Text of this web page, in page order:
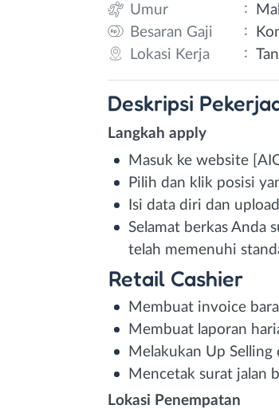
Umur
:
Besaran Gaji
:
Lokasi Kerja
:
Deskripsi
Langkah apply
Masuk ke website
Pilih dan klik posisi
Isi data diri dan
Selamat berkas Anda
telah memenuhi
Retail Cashier
Membuat invoice
Membuat laporan
Melakukan Up Selling
Mencetak surat jalan
Lokasi Penempatan